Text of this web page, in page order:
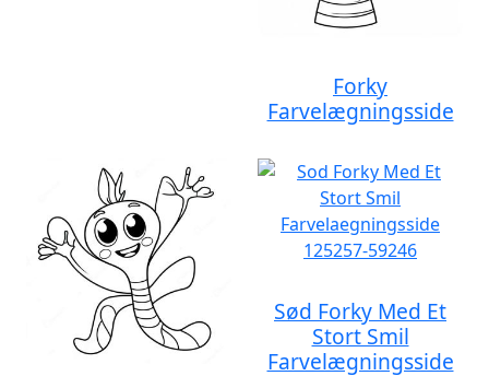
Forky
Farvelægningsside
Sød Forky Med Et
Stort Smil
Farvelægningsside